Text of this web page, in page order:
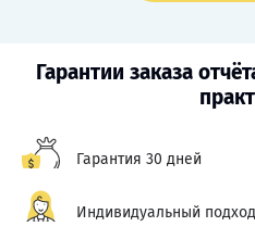
Гарантии заказа
Гарантия 30 дней
Индивидуальный подход